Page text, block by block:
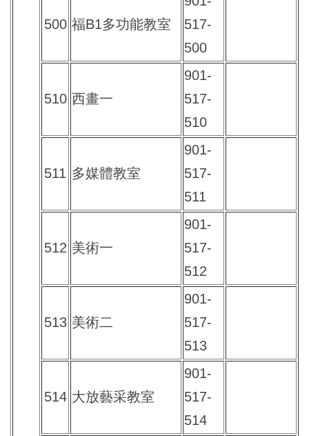
500 福B1多功能教室
517-
500
510 西畫一
901-
517-
510
511 多媒體教室
901-
517-
511
512 美術一
901-
517-
512
513 美術二
901-
517-
513
514 大放藝采教室
901-
517-
514